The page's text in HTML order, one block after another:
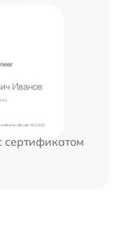
сертификатом